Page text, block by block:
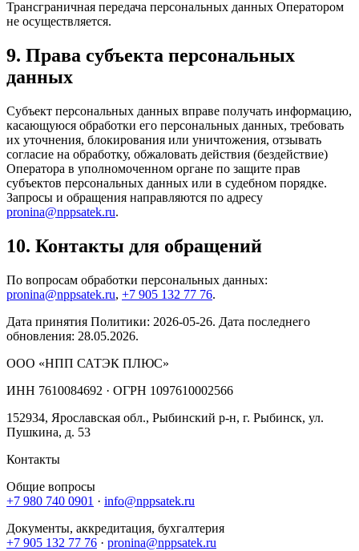
Трансграничная передача персональных данных Оператором
не осуществляется.
9. Права субъекта персональных
данных
Субъект персональных данных вправе получать информацию,
касающуюся обработки его персональных данных, требовать
их уточнения, блокирования или уничтожения, отзывать
согласие на обработку, обжаловать действия (бездействие)
Оператора в уполномоченном органе по защите прав
субъектов персональных данных или в судебном порядке.
Запросы и обращения направляются по адресу
pronina@nppsatek.ru.
10. Контакты для обращений
По вопросам обработки персональных данных:
pronina@nppsatek.ru, +7 905 132 77 76.
Дата принятия Политики: 2026-05-26. Дата последнего
обновления: 28.05.2026.
ООО «НПП САТЭК ПЛЮС»
ИНН 7610084692 · ОГРН 1097610002566
152934, Ярославская обл., Рыбинский р-н, г. Рыбинск, ул.
Пушкина, д. 53
Контакты
Общие вопросы
+7 980 740 0901 · info@nppsatek.ru
Документы, аккредитация, бухгалтерия
+7 905 132 77 76 · pronina@nppsatek.ru